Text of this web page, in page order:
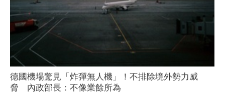
德國機場驚見「炸彈無人機」！不排除境外勢力威
脅 內政部長：不像業餘所為